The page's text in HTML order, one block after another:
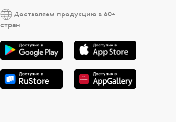
Доставляем продукцию в 60+
стран